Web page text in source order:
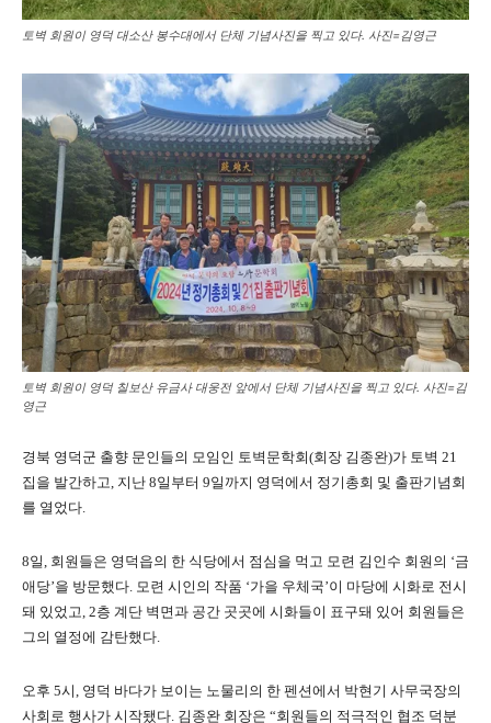
토벽 회원이 영덕 대소산 봉수대에서 단체 기념사진을 찍고 있다. 사진=김영근
토벽 회원이 영덕 칠보산 유금사 대웅전 앞에서 단체 기념사진을 찍고 있다. 사진=김
영근
경북 영덕군 출향 문인들의 모임인 토벽문학회(회장 김종완)가 토벽 21
집을 발간하고, 지난 8일부터 9일까지 영덕에서 정기총회 및 출판기념회
를 열었다.
8일, 회원들은 영덕읍의 한 식당에서 점심을 먹고 모련 김인수 회원의 ‘금
애당’을 방문했다. 모련 시인의 작품 ‘가을 우체국’이 마당에 시화로 전시
돼 있었고, 2층 계단 벽면과 공간 곳곳에 시화들이 표구돼 있어 회원들은
그의 열정에 감탄했다.
오후 5시, 영덕 바다가 보이는 노물리의 한 펜션에서 박현기 사무국장의
사회로 행사가 시작됐다. 김종완 회장은 “회원들의 적극적인 협조 덕분